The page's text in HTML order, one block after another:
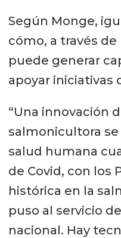
Según Monge,
cómo, a través
puede generar
apoyar iniciativas
“Una innovación
salmonicultora se
salud humana
de Covid, con los
histórica en la
puso al servicio
nacional. Hay